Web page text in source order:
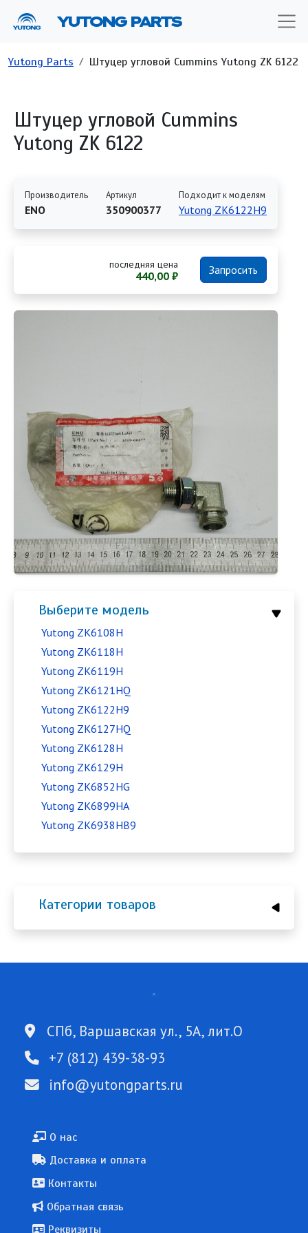
YUTONG PARTS
Строка навигации
Yutong Parts Штуцер угловой Cummins Yutong ZK 6122
Выберите модель
Yutong ZK6108H
Yutong ZK6118H
Yutong ZK6119H
Yutong ZK6121HQ
Yutong ZK6122H9
Yutong ZK6127HQ
Yutong ZK6128H
Yutong ZK6129H
Yutong ZK6852HG
Yutong ZK6899HA
Yutong ZK6938HB9
Категории товаров
Штуцер угловой Cummins
Yutong ZK 6122
Производитель
ENO
Артикул
350900377
Подходит к моделям
Yutong ZK6122H9
последняя цена
440,00 ₽ Запросить
СПб, Варшавская ул., 5А, лит.О
+7 (812) 439-38-93
info@yutongparts.ru
Подвал
О нас
Доставка и оплата
Контакты
Обратная связь
Реквизиты